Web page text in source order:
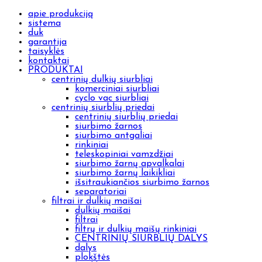
apie produkciją
sistema
duk
garantija
taisyklės
kontaktai
PRODUKTAI
centrinių dulkių siurbliai
komerciniai siurbliai
cyclo vac siurbliai
centrinių siurblių priedai
centrinių siurblių priedai
siurbimo žarnos
siurbimo antgaliai
rinkiniai
teleskopiniai vamzdžiai
siurbimo žarnų apvalkalai
siurbimo žarnų laikikliai
išsitraukiančios siurbimo žarnos
separatoriai
filtrai ir dulkių maišai
dulkių maišai
filtrai
filtrų ir dulkių maišų rinkiniai
CENTRINIŲ SIURBLIŲ DALYS
dalys
plokštės